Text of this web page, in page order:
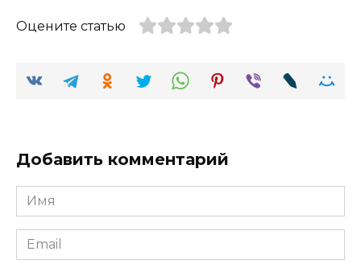
Оцените статью
Добавить комментарий
Имя
Email